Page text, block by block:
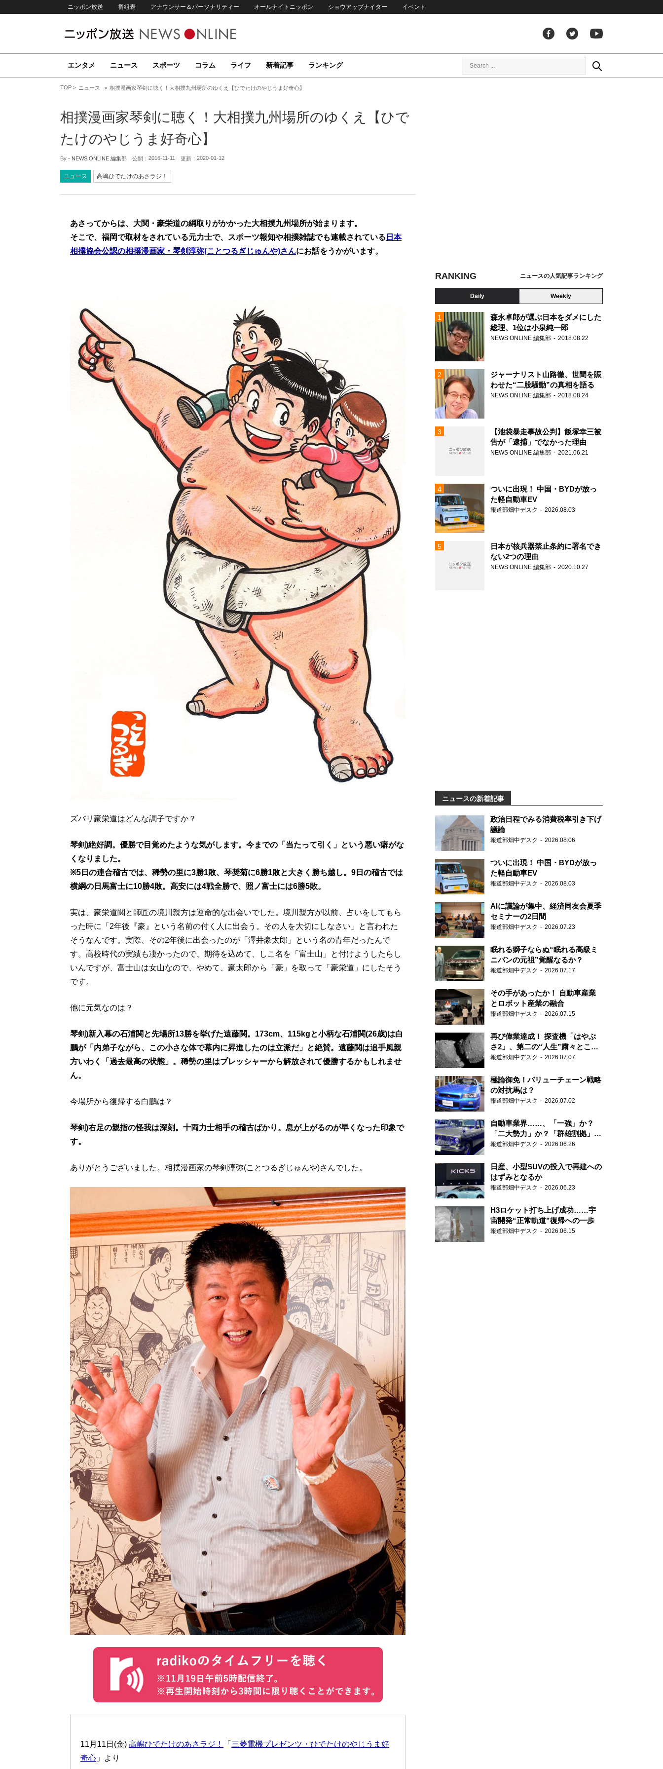
ニッポン放送 番組表 アナウンサー＆パーソナリティー オールナイトニッポン ショウアップナイター イベント
エンタメ ニュース スポーツ コラム ライフ 新着記事 ランキング
TOP ニュース 相撲漫画家琴剣に聴く！大相撲九州場所のゆくえ【ひでたけのやじうま好奇心】
相撲漫画家琴剣に聴く！大相撲九州場所のゆくえ【ひで
たけのやじうま好奇心】
By - NEWS ONLINE 編集部 公開： 2016-11-11 更新： 2020-01-12
ニュース 高嶋ひでたけのあさラジ！
あさってからは、大関・豪栄道の綱取りがかかった大相撲九州場所が始まります。
そこで、福岡で取材をされている元力士で、スポーツ報知や相撲雑誌でも連載されている 日本
相撲協会公認の相撲漫画家・琴剣淳弥(ことつるぎじゅんや)さんにお話をうかがいます。
ズバリ豪栄道はどんな調子ですか？
琴剣)絶好調。優勝で目覚めたような気がします。今までの「当たって引く」という悪い癖がな
くなりました。
※5日の連合稽古では、稀勢の里に3勝1敗、琴奨菊に6勝1敗と大きく勝ち越し。9日の稽古では
横綱の日馬富士に10勝4敗。高安には4戦全勝で、照ノ富士には6勝5敗。
実は、豪栄道関と師匠の境川親方は運命的な出会いでした。境川親方が以前、占いをしてもら
った時に「2年後『豪』という名前の付く人に出会う。その人を大切にしなさい」と言われた
そうなんです。実際、その2年後に出会ったのが「澤井豪太郎」という名の青年だったんで
す。高校時代の実績も凄かったので、期待を込めて、しこ名を「富士山」と付けようしたらし
いんですが、富士山は女山なので、やめて、豪太郎から「豪」を取って「豪栄道」にしたそう
です。
他に元気なのは？
琴剣)新入幕の石浦関と先場所13勝を挙げた遠藤関。173cm、115kgと小柄な石浦関(26歳)は白
鵬が「内弟子ながら、この小さな体で幕内に昇進したのは立派だ」と絶賛。遠藤関は追手風親
方いわく「過去最高の状態」。稀勢の里はプレッシャーから解放されて優勝するかもしれませ
ん。
今場所から復帰する白鵬は？
琴剣)右足の親指の怪我は深刻。十両力士相手の稽古ばかり。息が上がるのが早くなった印象で
す。
ありがとうございました。相撲漫画家の琴剣淳弥(ことつるぎじゅんや)さんでした。
11月11日(金) 高嶋ひでたけのあさラジ！ 「 三菱電機プレゼンツ・ひでたけのやじうま好
奇心 」より
RANKING ニュースの人気記事ランキング
Daily Weekly
森永卓郎が選ぶ日本をダメにした
総理、1位は小泉純一郎
NEWS ONLINE 編集部 2018.08.22
ジャーナリスト山路徹、世間を賑
わせた“二股騒動”の真相を語る
NEWS ONLINE 編集部 2018.08.24
【池袋暴走事故公判】飯塚幸三被
告が「逮捕」でなかった理由
NEWS ONLINE 編集部 2021.06.21
ついに出現！ 中国・BYDが放っ
た軽自動車EV
報道部畑中デスク 2026.08.03
日本が核兵器禁止条約に署名でき
ない2つの理由
NEWS ONLINE 編集部 2020.10.27
ニュースの新着記事
政治日程でみる消費税率引き下げ
議論
報道部畑中デスク 2026.08.06
ついに出現！ 中国・BYDが放っ
た軽自動車EV
報道部畑中デスク 2026.08.03
AIに議論が集中、経済同友会夏季
セミナーの2日間
報道部畑中デスク 2026.07.23
眠れる獅子ならぬ“眠れる高級ミ
ニバンの元祖”覚醒なるか？
報道部畑中デスク 2026.07.17
その手があったか！ 自動車産業
とロボット産業の融合
報道部畑中デスク 2026.07.15
再び偉業達成！ 探査機「はやぶ
さ2」、第二の“人生”粛々とこな
す
報道部畑中デスク 2026.07.07
極論御免！バリューチェーン戦略
の対抗馬は？
報道部畑中デスク 2026.07.02
自動車業界……、「一強」か？
「二大勢力」か？「群雄割拠」
か？
報道部畑中デスク 2026.06.26
日産、小型SUVの投入で再建への
はずみとなるか
報道部畑中デスク 2026.06.23
H3ロケット打ち上げ成功……宇
宙開発“正常軌道”復帰への一歩
報道部畑中デスク 2026.06.15